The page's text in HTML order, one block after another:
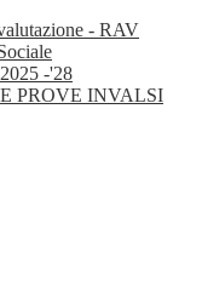
- RAV
-'28
PROVE INVALSI